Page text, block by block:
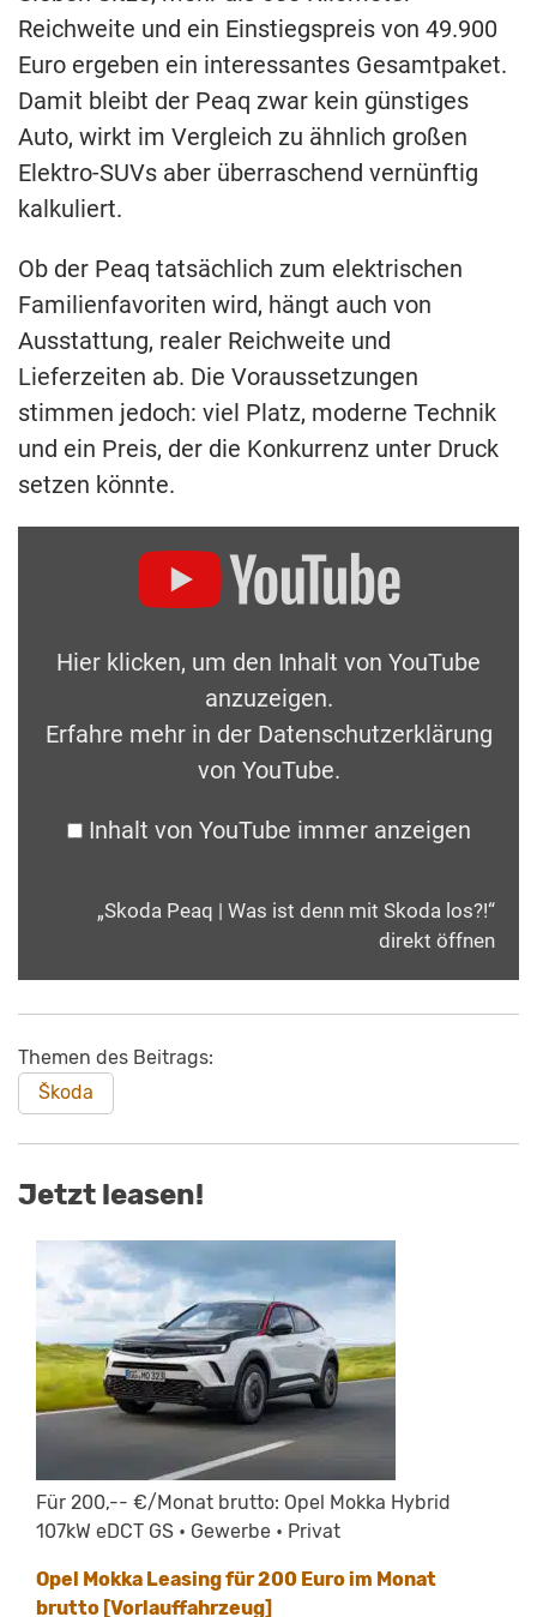
Reichweite und ein Einstiegspreis von 49.900
Euro ergeben ein interessantes Gesamtpaket.
Damit bleibt der Peaq zwar kein günstiges
Auto, wirkt im Vergleich zu ähnlich großen
Elektro-SUVs aber überraschend vernünftig
kalkuliert.
Ob der Peaq tatsächlich zum elektrischen
Familienfavoriten wird, hängt auch von
Ausstattung, realer Reichweite und
Lieferzeiten ab. Die Voraussetzungen
stimmen jedoch: viel Platz, moderne Technik
und ein Preis, der die Konkurrenz unter Druck
setzen könnte.
Hier klicken, um den Inhalt von YouTube
anzuzeigen.
Erfahre mehr in der Datenschutzerklärung
von YouTube.
Inhalt von YouTube immer anzeigen
„Skoda Peaq | Was ist denn mit Skoda los?!“
direkt öffnen
Themen des Beitrags:
Škoda
Jetzt leasen!
Für 200,-- €/Monat brutto: Opel Mokka Hybrid
107kW eDCT GS • Gewerbe • Privat
Opel Mokka Leasing für 200 Euro im Monat
brutto [Vorlauffahrzeug]